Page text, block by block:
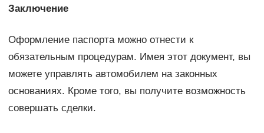
Заключение
Оформление паспорта можно отнести к
обязательным процедурам. Имея этот документ, вы
можете управлять автомобилем на законных
основаниях. Кроме того, вы получите возможность
совершать сделки.